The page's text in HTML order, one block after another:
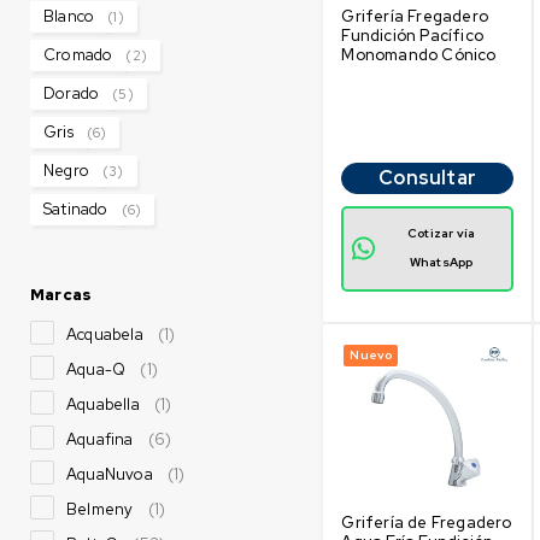
Blanco (1)
Cromado (2)
Dorado (5)
Gris (6)
Negro (3)
Satinado (6)
Marcas
Acquabela
(1)
Aqua-Q
(1)
Aquabella
(1)
Aquafina
(6)
AquaNuvoa
(1)
Belmeny
(1)
Grifería Fregadero
Fundición Pacífico
Monomando Cónico
Consultar
Cotizar vía
WhatsApp
Nuevo
Grifería de Fregadero